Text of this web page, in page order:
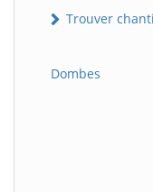
Trouver
Dombes